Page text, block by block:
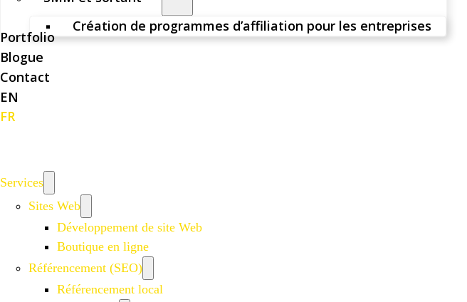
Création de programmes d’affiliation pour les entreprises
Portfolio
Blogue
Contact
EN
FR
Services
Sites Web
Développement de site Web
Boutique en ligne
Référencement (SEO)
Référencement local